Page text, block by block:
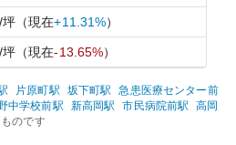
坪（現在+11.31%）
坪（現在-13.65%）
片原町駅 坂下町駅
急患医療センター前
中学校前駅 新高岡駅 市民病院前駅
高岡
のです